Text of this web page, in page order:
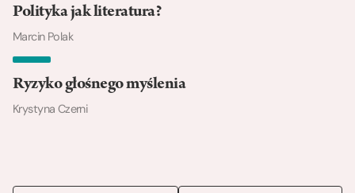
Polityka jak literatura?
Marcin Polak
Ryzyko głośnego myślenia
Krystyna Czerni